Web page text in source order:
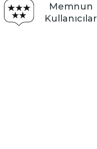
Memnun
Kullanıcılar